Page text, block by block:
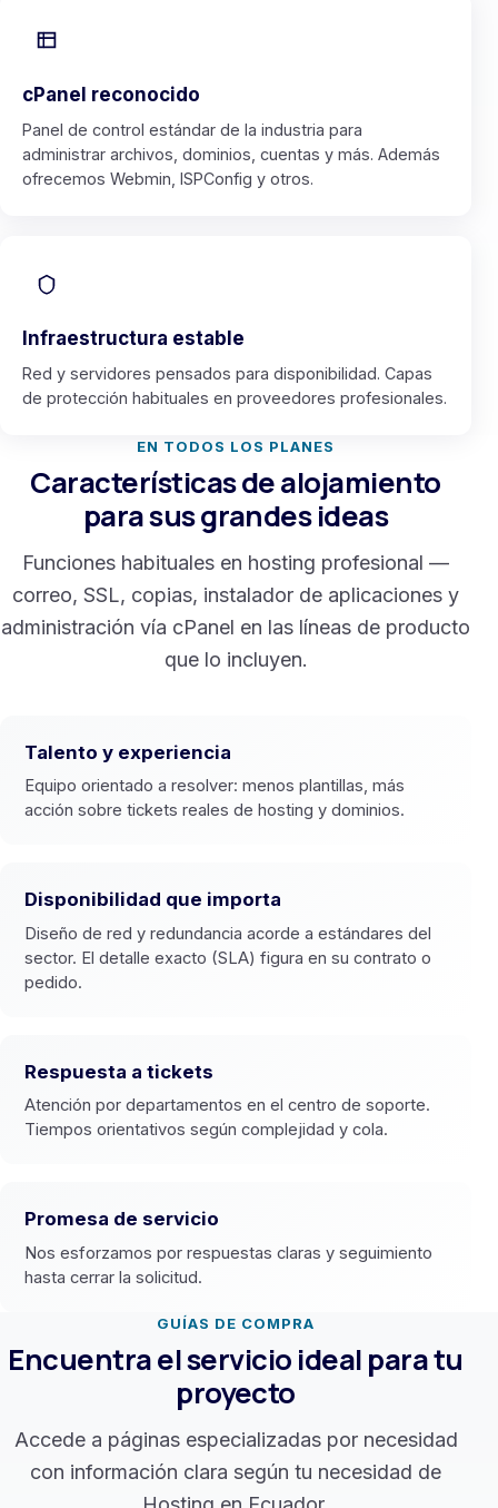
cPanel reconocido
Panel de control estándar de la industria para
administrar archivos, dominios, cuentas y más. Además
ofrecemos Webmin, ISPConfig y otros.
Infraestructura estable
Red y servidores pensados para disponibilidad. Capas
de protección habituales en proveedores profesionales.
EN TODOS LOS PLANES
Características de alojamiento
para sus grandes ideas
Funciones habituales en hosting profesional —
correo, SSL, copias, instalador de aplicaciones y
administración vía cPanel en las líneas de producto
que lo incluyen.
Talento y experiencia
Equipo orientado a resolver: menos plantillas, más
acción sobre tickets reales de hosting y dominios.
Disponibilidad que importa
Diseño de red y redundancia acorde a estándares del
sector. El detalle exacto (SLA) figura en su contrato o
pedido.
Respuesta a tickets
Atención por departamentos en el centro de soporte.
Tiempos orientativos según complejidad y cola.
Promesa de servicio
Nos esforzamos por respuestas claras y seguimiento
hasta cerrar la solicitud.
GUÍAS DE COMPRA
Encuentra el servicio ideal para tu
proyecto
Accede a páginas especializadas por necesidad
con información clara según tu necesidad de